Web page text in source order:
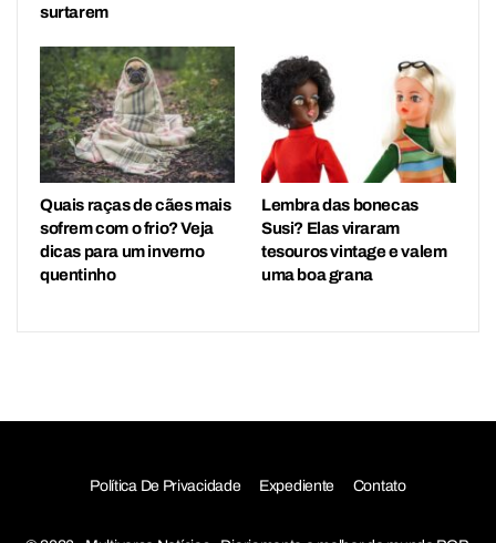
surtarem
Quais raças de cães mais
sofrem com o frio? Veja
dicas para um inverno
quentinho
Lembra das bonecas
Susi? Elas viraram
tesouros vintage e valem
uma boa grana
Política De Privacidade Expediente Contato